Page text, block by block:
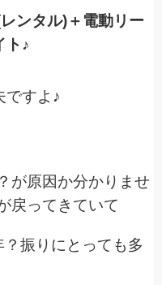
ンタル)＋電動リー
ト♪
ですよ♪
が原因か分かりませ
戻ってきていて
振りにとっても多